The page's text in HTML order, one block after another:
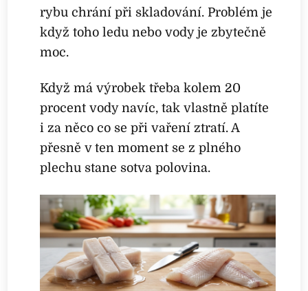
rybu chrání při skladování. Problém je
když toho ledu nebo vody je zbytečně
moc.
Když má výrobek třeba kolem 20
procent vody navíc, tak vlastně platíte
i za něco co se při vaření ztratí. A
přesně v ten moment se z plného
plechu stane sotva polovina.